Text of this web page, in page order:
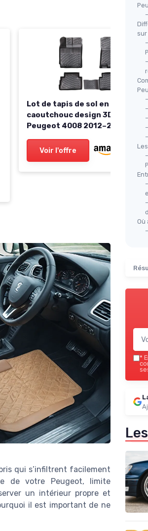
Lot de tapis de sol en
caoutchouc design 3D pour
Peugeot 4008 2012–2017 -
Voir l'offre
qui s’infiltrent facilement
de votre Peugeot, limite
un intérieur propre et
il est important de ne
sur
Où
*